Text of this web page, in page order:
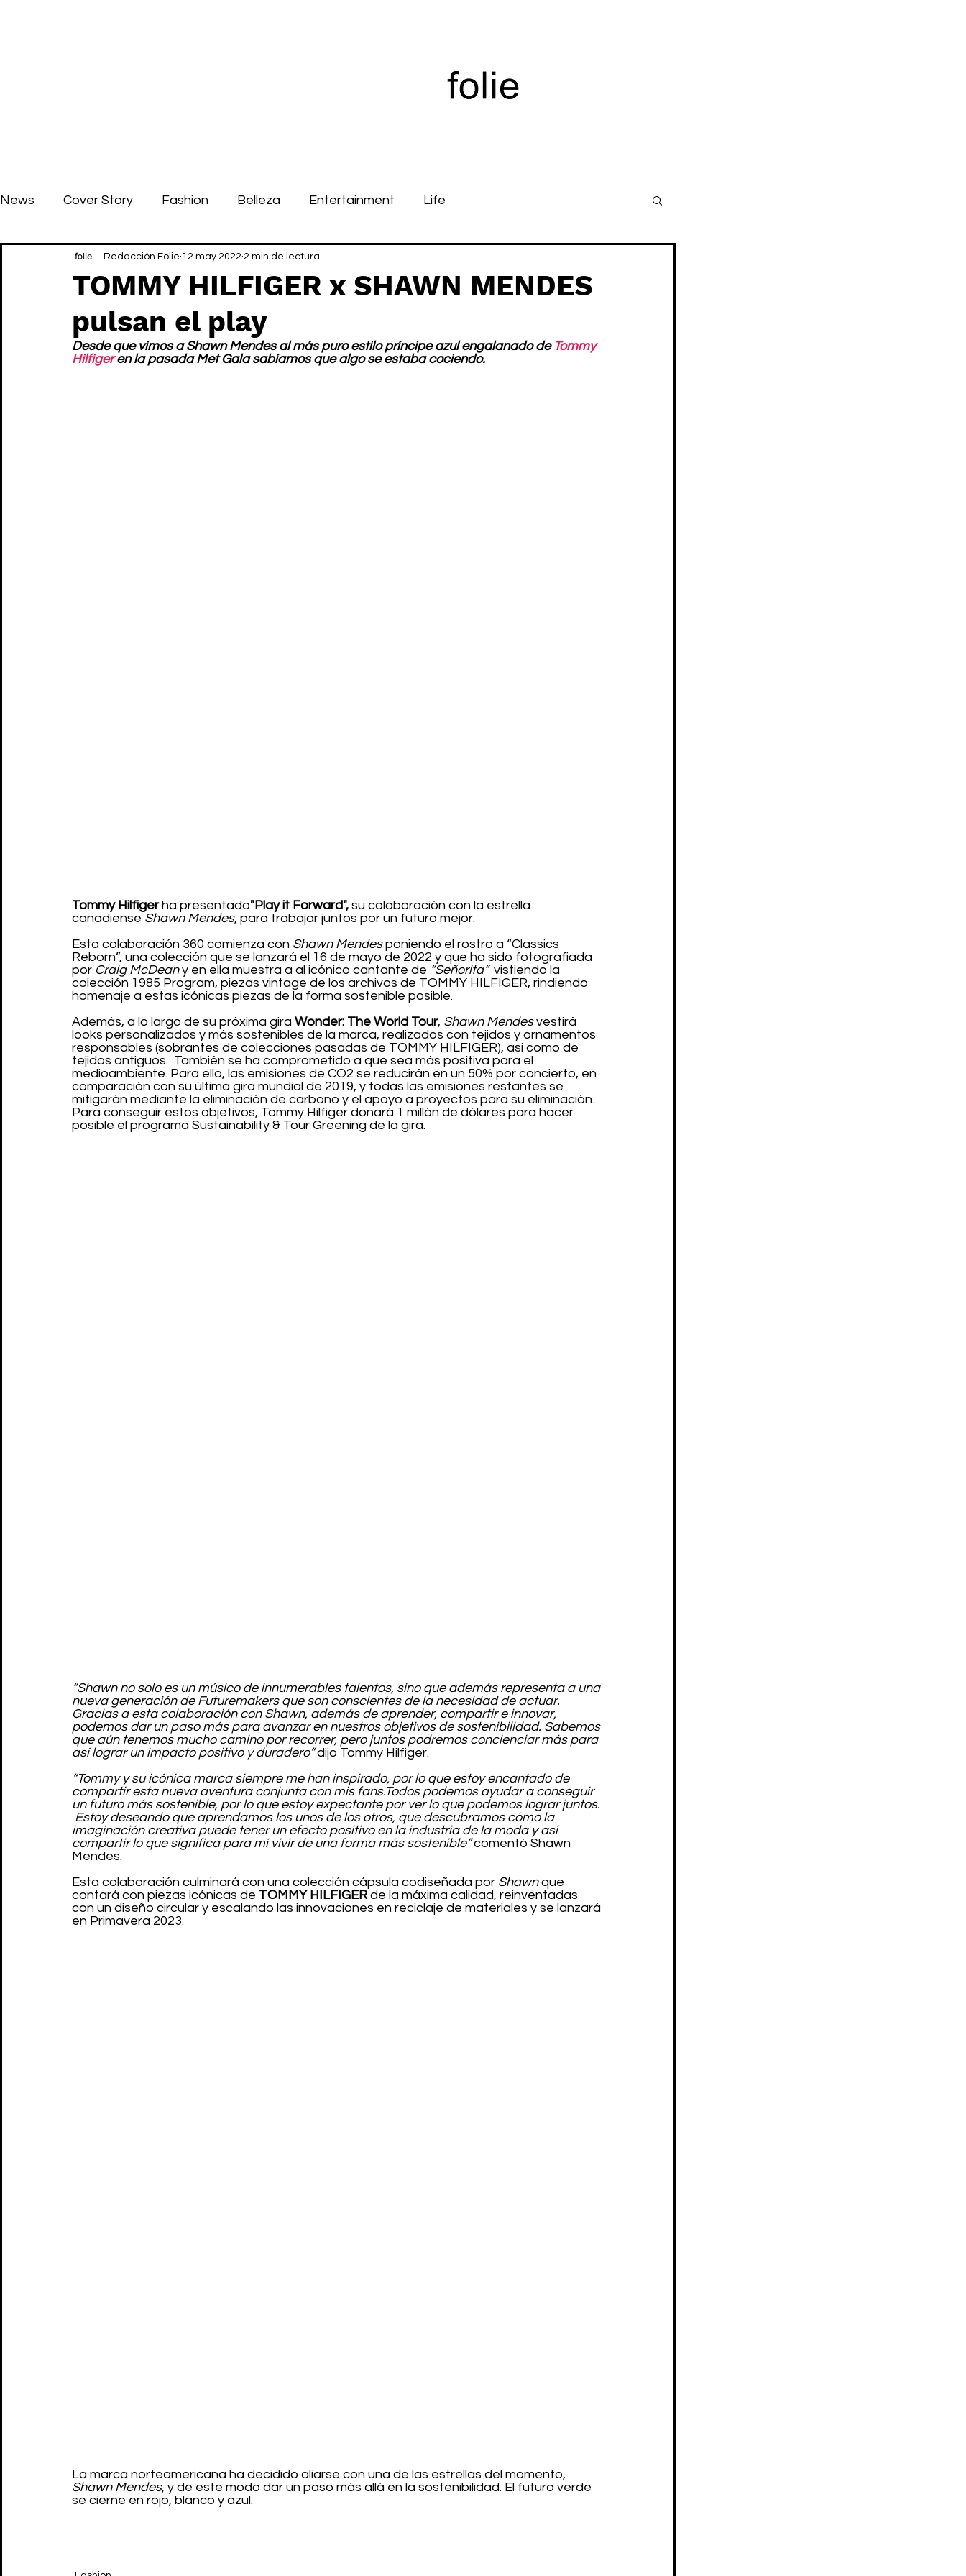
News Cover Story Fashion Belleza Entertainment Life
TOMMY HILFIGER x SHAWN MENDES
pulsan el play
Redacción Folie 12 may 2022 2 min de lectura
Desde que vimos a Shawn Mendes al más puro estilo príncipe azul engalanado de Tommy
Hilfiger en la pasada Met Gala sabíamos que algo se estaba cociendo.
Tommy Hilfiger ha presentado"Play it Forward", su colaboración con la estrella
canadiense Shawn Mendes, para trabajar juntos por un futuro mejor.
Esta colaboración 360 comienza con Shawn Mendes poniendo el rostro a “Classics
Reborn”, una colección que se lanzará el 16 de mayo de 2022 y que ha sido fotografiada
por Craig McDean y en ella muestra a al icónico cantante de “Señorita” vistiendo la
colección 1985 Program, piezas vintage de los archivos de TOMMY HILFIGER, rindiendo
homenaje a estas icónicas piezas de la forma sostenible posible.
Además, a lo largo de su próxima gira Wonder: The World Tour, Shawn Mendes vestirá
looks personalizados y más sostenibles de la marca, realizados con tejidos y ornamentos
responsables (sobrantes de colecciones pasadas de TOMMY HILFIGER), así como de
tejidos antiguos.  También se ha comprometido a que sea más positiva para el
medioambiente. Para ello, las emisiones de CO2 se reducirán en un 50% por concierto, en
comparación con su última gira mundial de 2019, y todas las emisiones restantes se
mitigarán mediante la eliminación de carbono y el apoyo a proyectos para su eliminación.
Para conseguir estos objetivos, Tommy Hilfiger donará 1 millón de dólares para hacer
posible el programa Sustainability & Tour Greening de la gira.
“Shawn no solo es un músico de innumerables talentos, sino que además representa a una
nueva generación de Futuremakers que son conscientes de la necesidad de actuar.
Gracias a esta colaboración con Shawn, además de aprender, compartir e innovar,
podemos dar un paso más para avanzar en nuestros objetivos de sostenibilidad. Sabemos
que aún tenemos mucho camino por recorrer, pero juntos podremos concienciar más para
así lograr un impacto positivo y duradero” dijo Tommy Hilfiger.
“Tommy y su icónica marca siempre me han inspirado, por lo que estoy encantado de
compartir esta nueva aventura conjunta con mis fans.Todos podemos ayudar a conseguir
un futuro más sostenible, por lo que estoy expectante por ver lo que podemos lograr juntos.
Estoy deseando que aprendamos los unos de los otros, que descubramos cómo la
imaginación creativa puede tener un efecto positivo en la industria de la moda y así
compartir lo que significa para mí vivir de una forma más sostenible” comentó Shawn
Mendes.
Esta colaboración culminará con una colección cápsula codiseñada por Shawn que
contará con piezas icónicas de TOMMY HILFIGER de la máxima calidad, reinventadas
con un diseño circular y escalando las innovaciones en reciclaje de materiales y se lanzará
en Primavera 2023.
La marca norteamericana ha decidido aliarse con una de las estrellas del momento,
Shawn Mendes, y de este modo dar un paso más allá en la sostenibilidad. El futuro verde
se cierne en rojo, blanco y azul.